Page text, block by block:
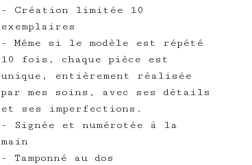
- Création limitée 10
exemplaires
- Même si le modèle est répété
10 fois, chaque pièce est
unique, entièrement réalisée
par mes soins, avec ses détails
et ses imperfections.
- Signée et numérotée à la
main
- Tamponné au dos